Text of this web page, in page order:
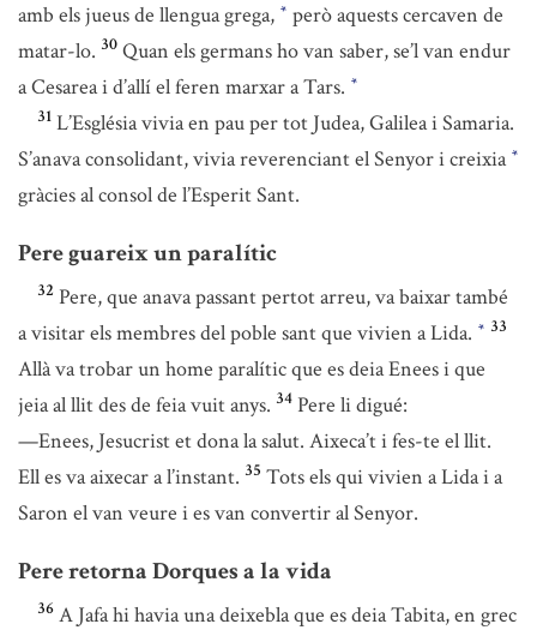
amb els jueus de llengua grega, * però aquests cercaven de
matar-lo. 30 Quan els germans ho van saber, se’l van endur
a Cesarea i d’allí el feren marxar a Tars. *
31 L’Església vivia en pau per tot Judea, Galilea i Samaria.
S’anava consolidant, vivia reverenciant el Senyor i creixia *
gràcies al consol de l’Esperit Sant.
Pere guareix un paralític
32 Pere, que anava passant pertot arreu, va baixar també
a visitar els membres del poble sant que vivien a Lida. * 33
Allà va trobar un home paralític que es deia Enees i que
jeia al llit des de feia vuit anys. 34 Pere li digué:
—Enees, Jesucrist et dona la salut. Aixeca’t i fes-te el llit.
Ell es va aixecar a l’instant. 35 Tots els qui vivien a Lida i a
Saron el van veure i es van convertir al Senyor.
Pere retorna Dorques a la vida
36 A Jafa hi havia una deixebla que es deia Tabita, en grec